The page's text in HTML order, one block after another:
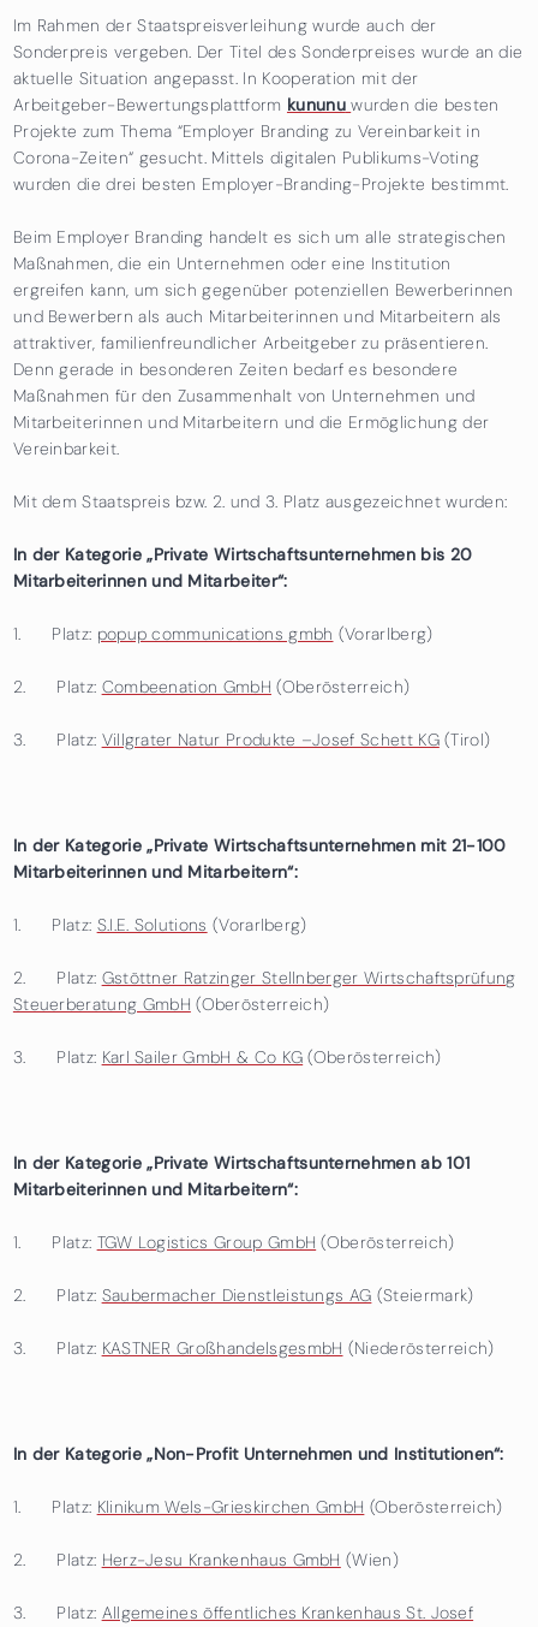
Im Rahmen der Staatspreisverleihung wurde auch der
Sonderpreis vergeben. Der Titel des Sonderpreises wurde an die
aktuelle Situation angepasst. In Kooperation mit der
Arbeitgeber-Bewertungsplattform kununu wurden die besten
Projekte zum Thema “Employer Branding zu Vereinbarkeit in
Corona-Zeiten“ gesucht. Mittels digitalen Publikums-Voting
wurden die drei besten Employer-Branding-Projekte bestimmt.
Beim Employer Branding handelt es sich um alle strategischen
Maßnahmen, die ein Unternehmen oder eine Institution
ergreifen kann, um sich gegenüber potenziellen Bewerberinnen
und Bewerbern als auch Mitarbeiterinnen und Mitarbeitern als
attraktiver, familienfreundlicher Arbeitgeber zu präsentieren.
Denn gerade in besonderen Zeiten bedarf es besondere
Maßnahmen für den Zusammenhalt von Unternehmen und
Mitarbeiterinnen und Mitarbeitern und die Ermöglichung der
Vereinbarkeit.
Mit dem Staatspreis bzw. 2. und 3. Platz ausgezeichnet wurden:
In der Kategorie „Private Wirtschaftsunternehmen bis 20
Mitarbeiterinnen und Mitarbeiter“:
1. Platz: popup communications gmbh (Vorarlberg)
2. Platz: Combeenation GmbH (Oberösterreich)
3. Platz: Villgrater Natur Produkte –Josef Schett KG(Tirol)
In der Kategorie „Private Wirtschaftsunternehmen mit 21-100
Mitarbeiterinnen und Mitarbeitern“:
1. Platz: S.I.E. Solutions (Vorarlberg)
2. Platz: Gstöttner Ratzinger Stellnberger Wirtschaftsprüfung
Steuerberatung GmbH (Oberösterreich)
3. Platz: Karl Sailer GmbH & Co KG (Oberösterreich)
In der Kategorie „Private Wirtschaftsunternehmen ab 101
Mitarbeiterinnen und Mitarbeitern“:
1. Platz: TGW Logistics Group GmbH (Oberösterreich)
2. Platz: Saubermacher Dienstleistungs AG (Steiermark)
3. Platz: KASTNER GroßhandelsgesmbH (Niederösterreich)
In der Kategorie „Non-Profit Unternehmen und Institutionen“:
1. Platz: Klinikum Wels-Grieskirchen GmbH (Oberösterreich)
2. Platz: Herz-Jesu Krankenhaus GmbH (Wien)
3. Platz: Allgemeines öffentliches Krankenhaus St. Josef